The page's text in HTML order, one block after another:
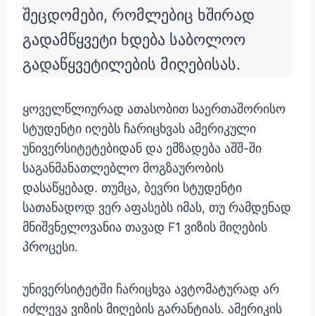
შეცდომები, რომლებიც ხშირად
გადამწყვეტი ხდება საბოლოო
გადაწყვეტილების მიღებისას.
ყოველწლიურად ათასობით საერთაშორისო
სტუდენტი იღებს ჩარიცხვას ამერიკული
უნივერსიტეტებიდან და ემზადება აშშ-ში
საგანმანათლებლო მოგზაურობის
დასაწყებად. თუმცა, ბევრი სტუდენტი
სათანადოდ ვერ აფასებს იმას, თუ რამდენად
მნიშვნელოვანია თავად F1 ვიზის მიღების
პროცესი.
უნივერსიტეტში ჩარიცხვა ავტომატურად არ
იძლევა ვიზის მიღების გარანტიას. ამერიკის